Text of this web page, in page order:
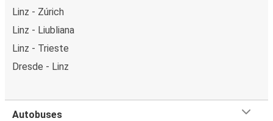
Linz - Zúrich
Linz - Liubliana
Linz - Trieste
Dresde - Linz
Autobuses